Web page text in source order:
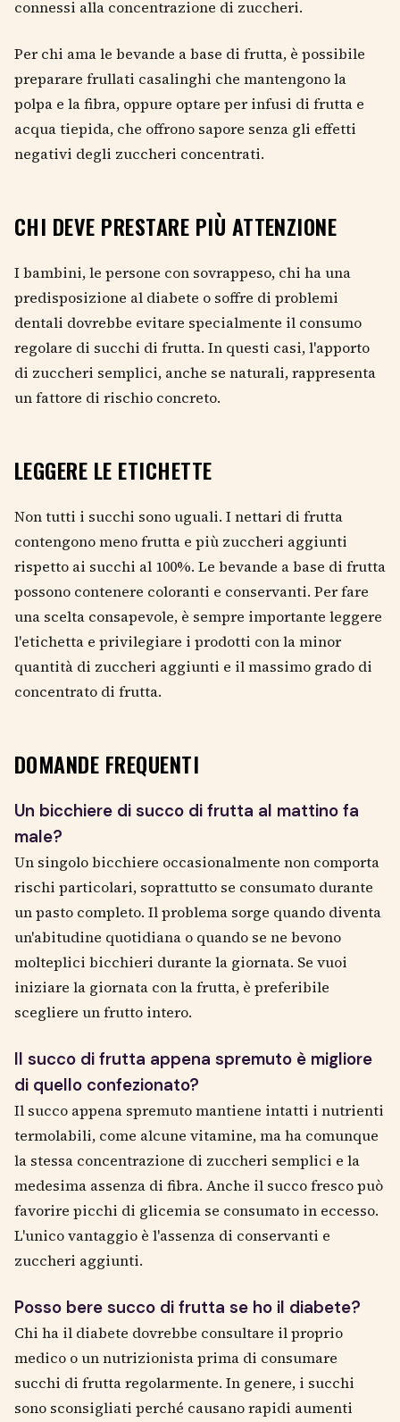
connessi alla concentrazione di zuccheri.
Per chi ama le bevande a base di frutta, è possibile
preparare frullati casalinghi che mantengono la
polpa e la fibra, oppure optare per infusi di frutta e
acqua tiepida, che offrono sapore senza gli effetti
negativi degli zuccheri concentrati.
CHI DEVE PRESTARE PIÙ ATTENZIONE
I bambini, le persone con sovrappeso, chi ha una
predisposizione al diabete o soffre di problemi
dentali dovrebbe evitare specialmente il consumo
regolare di succhi di frutta. In questi casi, l'apporto
di zuccheri semplici, anche se naturali, rappresenta
un fattore di rischio concreto.
LEGGERE LE ETICHETTE
Non tutti i succhi sono uguali. I nettari di frutta
contengono meno frutta e più zuccheri aggiunti
rispetto ai succhi al 100%. Le bevande a base di frutta
possono contenere coloranti e conservanti. Per fare
una scelta consapevole, è sempre importante leggere
l'etichetta e privilegiare i prodotti con la minor
quantità di zuccheri aggiunti e il massimo grado di
concentrato di frutta.
DOMANDE FREQUENTI
Un bicchiere di succo di frutta al mattino fa
male?
Un singolo bicchiere occasionalmente non comporta
rischi particolari, soprattutto se consumato durante
un pasto completo. Il problema sorge quando diventa
un'abitudine quotidiana o quando se ne bevono
molteplici bicchieri durante la giornata. Se vuoi
iniziare la giornata con la frutta, è preferibile
scegliere un frutto intero.
Il succo di frutta appena spremuto è migliore
di quello confezionato?
Il succo appena spremuto mantiene intatti i nutrienti
termolabili, come alcune vitamine, ma ha comunque
la stessa concentrazione di zuccheri semplici e la
medesima assenza di fibra. Anche il succo fresco può
favorire picchi di glicemia se consumato in eccesso.
L'unico vantaggio è l'assenza di conservanti e
zuccheri aggiunti.
Posso bere succo di frutta se ho il diabete?
Chi ha il diabete dovrebbe consultare il proprio
medico o un nutrizionista prima di consumare
succhi di frutta regolarmente. In genere, i succhi
sono sconsigliati perché causano rapidi aumenti